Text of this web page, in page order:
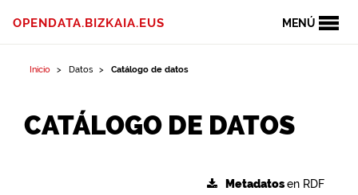
MENÚ
OPENDATA.BIZKAIA.EUS
Inicio Datos Catálogo de datos
CATÁLOGO DE DATOS
Metadatosen RDF